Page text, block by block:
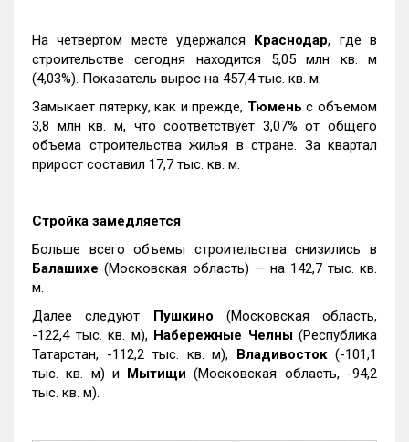
На четвертом месте удержался Краснодар, где в
строительстве сегодня находится 5,05 млн кв. м
(4,03%). Показатель вырос на 457,4 тыс. кв. м.
Замыкает пятерку, как и прежде, Тюмень с объемом
3,8 млн кв. м, что соответствует 3,07% от общего
объема строительства жилья в стране. За квартал
прирост составил 17,7 тыс. кв. м.
Стройка замедляется
Больше всего объемы строительства снизились в
Балашихе (Московская область) — на 142,7 тыс. кв.
м.
Далее следуют Пушкино (Московская область,
-122,4 тыс. кв. м), Набережные Челны(Республика
Татарстан, -112,2 тыс. кв. м), Владивосток(-101,1
тыс. кв. м) и Мытищи (Московская область, -94,2
тыс. кв. м).